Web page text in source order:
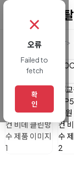
렌탈 생활/건강
✗
오류
Failed to
fetch
확
인